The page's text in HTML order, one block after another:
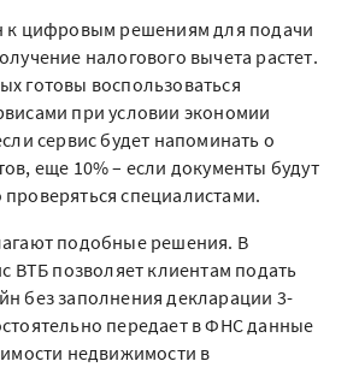
к цифровым решениям для подачи
налогового вычета растет.
готовы воспользоваться
при условии экономии
сервис будет напоминать о
еще 10% – если документы будут
специалистами.
подобные решения. В
ВТБ позволяет клиентам подать
без заполнения декларации 3-
передает в ФНС данные
недвижимости в